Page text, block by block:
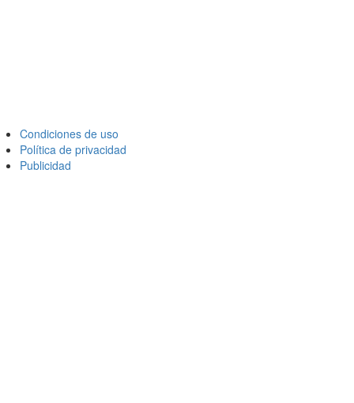
Condiciones de uso
Política de privacidad
Publicidad